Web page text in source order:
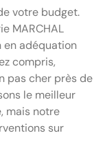
votre budget.
MARCHAL
en adéquation
compris,
pas cher près de
le meilleur
mais notre
sur